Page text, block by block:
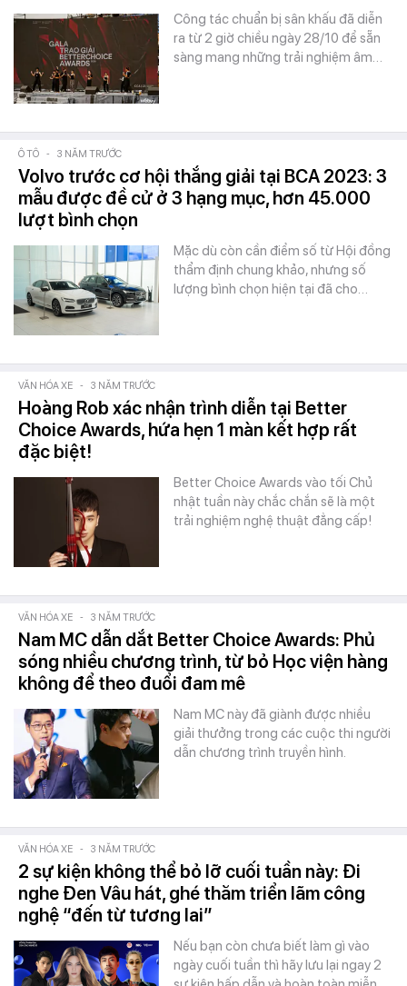
Công tác chuẩn bị sân khấu đã diễn
ra từ 2 giờ chiều ngày 28/10 để sẵn
sàng mang những trải nghiệm âm…
Ô TÔ - 3 NĂM TRƯỚC
Volvo trước cơ hội thắng giải tại BCA 2023: 3
mẫu được đề cử ở 3 hạng mục, hơn 45.000
lượt bình chọn
Mặc dù còn cần điểm số từ Hội đồng
thẩm định chung khảo, nhưng số
lượng bình chọn hiện tại đã cho…
VĂN HÓA XE - 3 NĂM TRƯỚC
Hoàng Rob xác nhận trình diễn tại Better
Choice Awards, hứa hẹn 1 màn kết hợp rất
đặc biệt!
Better Choice Awards vào tối Chủ
nhật tuần này chắc chắn sẽ là một
trải nghiệm nghệ thuật đẳng cấp!
VĂN HÓA XE - 3 NĂM TRƯỚC
Nam MC dẫn dắt Better Choice Awards: Phủ
sóng nhiều chương trình, từ bỏ Học viện hàng
không để theo đuổi đam mê
Nam MC này đã giành được nhiều
giải thưởng trong các cuộc thi người
dẫn chương trình truyền hình.
VĂN HÓA XE - 3 NĂM TRƯỚC
2 sự kiện không thể bỏ lỡ cuối tuần này: Đi
nghe Đen Vâu hát, ghé thăm triển lãm công
nghệ “đến từ tương lai”
Nếu bạn còn chưa biết làm gì vào
ngày cuối tuần thì hãy lưu lại ngay 2